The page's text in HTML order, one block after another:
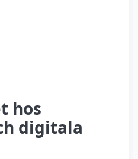
hos
digitala